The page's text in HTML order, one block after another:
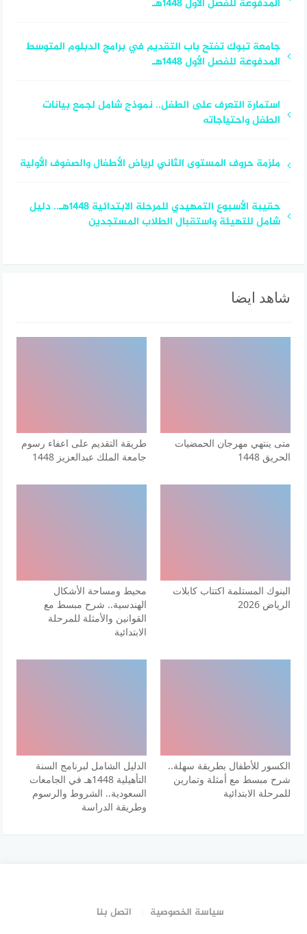
المدفوعة للفصل الأول 1448هـ
جامعة تبوك تفتح باب التقديم في برامج الدبلوم المتوسط
المدفوعة للفصل الأول 1448هـ
استمارة التعرف على الطفل.. نموذج شامل لجمع بيانات
الطفل واحتياجاته
ملزمة حروف المستوى الثاني لرياض الأطفال والصفوف الأولية
حقيبة الأسبوع التمهيدي للمرحلة الابتدائية 1448هـ.. دليل
شامل للتهيئة واستقبال الطلاب المستجدين
شاهد ايضا
متى ينتهي مهرجان الحمضيات
الحريق 1448
طريقة التقديم على اعفاء رسوم
جامعة الملك عبدالعزيز 1448
البنوك المستلمة اكتتاب كابلات
الرياض 2026
محيط ومساحة الأشكال
الهندسية.. شرح مبسط مع
القوانين والأمثلة للمرحلة
الابتدائية
الكسور للأطفال بطريقة سهلة..
شرح مبسط مع أمثلة وتمارين
للمرحلة الابتدائية
الدليل الشامل لبرنامج السنة
التأهيلية 1448هـ في الجامعات
السعودية.. الشروط والرسوم
وطريقة الدراسة
سياسة الخصوصية اتصل بنا